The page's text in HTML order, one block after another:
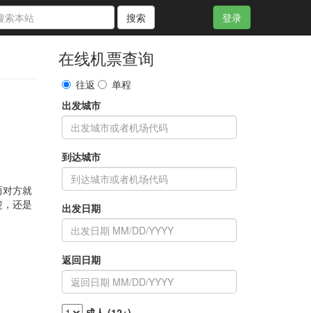
搜索 登录
方就
还是
在线机票查询
往返
单程
出发城市
到达城市
出发日期
返回日期